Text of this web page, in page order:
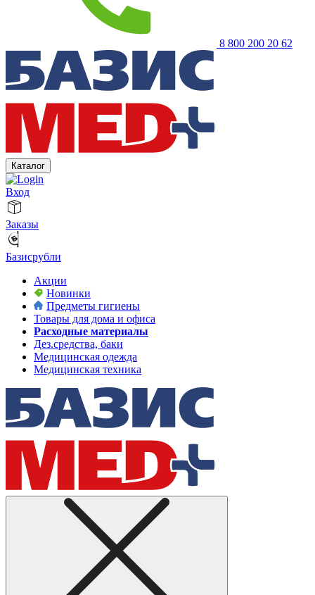
8 800 200 20 62
Каталог
Вход
Заказы
Базисрубли
Акции
Новинки
Предметы гигиены
Товары для дома и офиса
Расходные материалы
Дез.средства, баки
Медицинская одежда
Медицинская техника